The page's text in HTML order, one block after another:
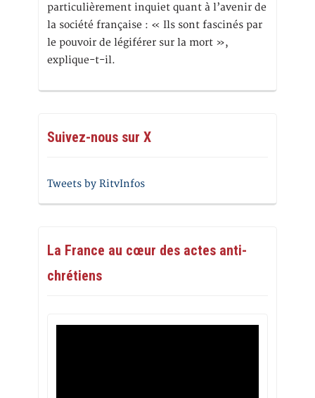
particulièrement inquiet quant à l’avenir de
la société française : « Ils sont fascinés par
le pouvoir de légiférer sur la mort »,
explique-t-il.
Suivez-nous sur X
Tweets by RitvInfos
La France au cœur des actes anti-
chrétiens